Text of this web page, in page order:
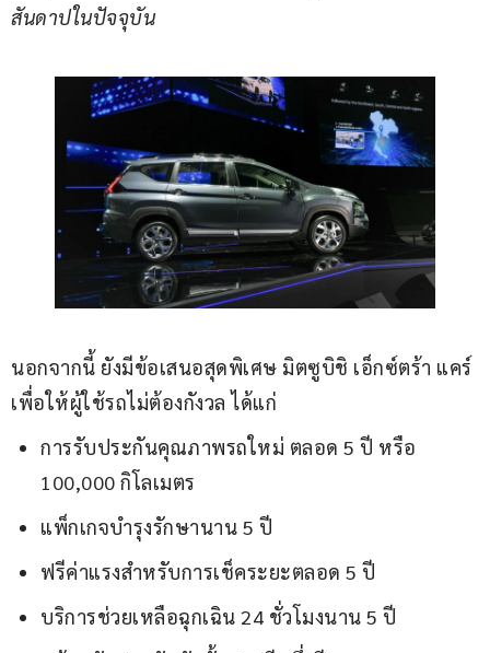
สันดาปในปัจจุบัน
นอกจากนี้ ยังมีข้อเสนอสุดพิเศษ มิตซูบิชิ เอ็กซ์ตร้า แคร์
เพื่อให้ผู้ใช้รถไม่ต้องกังวล ได้แก่
การรับประกันคุณภาพรถใหม่ ตลอด 5 ปี หรือ
100,000 กิโลเมตร
แพ็กเกจบำรุงรักษานาน 5 ปี
ฟรีค่าแรงสำหรับการเช็คระยะตลอด 5 ปี
บริการช่วยเหลือฉุกเฉิน 24 ชั่วโมงนาน 5 ปี